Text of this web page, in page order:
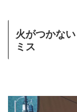
火がつかな
ミス